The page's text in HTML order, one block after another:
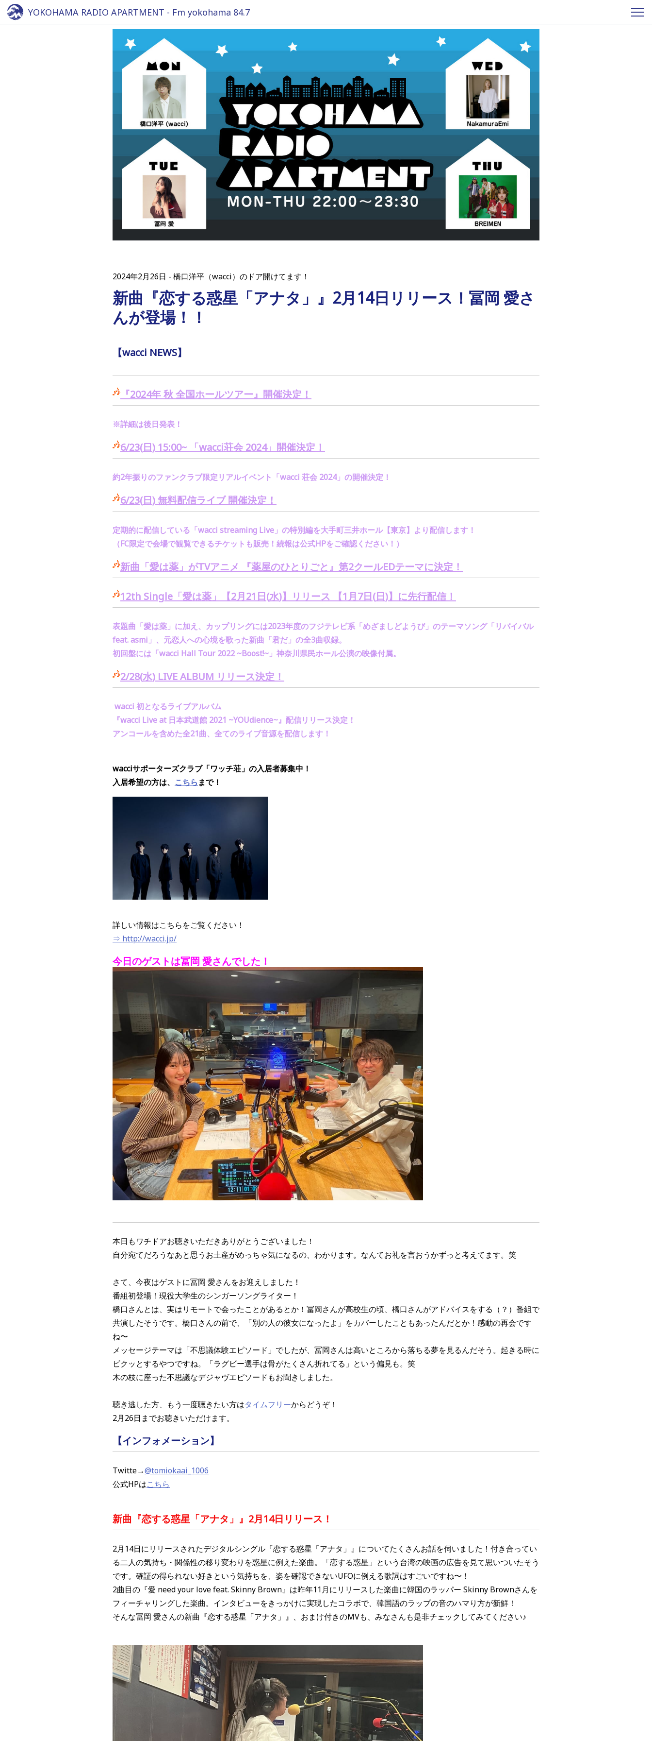
YOKOHAMA RADIO APARTMENT - Fm yokohama 84.7
2024年2月26日 橋口洋平（wacci）のドア開けてます！
新曲『恋する惑星「アナタ」』2月14日リリース！冨岡 愛さ
んが登場！！
【wacci NEWS】
『2024年 秋 全国ホールツアー』開催決定！
※詳細は後日発表！
6/23(日) 15:00~ 「wacci荘会 2024」開催決定！
約2年振りのファンクラブ限定リアルイベント「wacci 荘会 2024」の開催決定！
6/23(日)無料配信ライブ 開催決定！
定期的に配信している「wacci streaming Live 」の特別編を大手町三井ホール【東京】より配信します！
（FC限定で会場で観覧できるチケットも販売！続報は公式HPをご確認ください！）
新曲「愛は薬」がTVアニメ 『薬屋のひとりごと』第2クールEDテーマに決定！
12th Single 「愛は薬」【2月21 日(水)】リリース 【1 月7日(日)】に先行配信！
表題曲「愛は薬」に加え、カップリングには2023年度のフジテレビ系「めざましどようび」のテーマソング「リバイバル
feat. asmi 」、 元恋人への心境を歌った新曲「君だ」の全3曲収録。
初回盤には「wacci Hall Tour 2022 ~Boost!~ 」神奈川県民ホール公演の映像付属。
2/28(水) LIVE ALBUM リリース決定 ！
wacci 初となるライブアルバム
『wacci Live at 日本武道館 2021 ~YOUdience~』配信リリース決定！
アンコールを含めた全21曲、全てのライブ音源を配信します！
wacciサポーターズクラブ「ワッチ荘」の入居者募集中 ！
入居希望の方は、 こちら まで！
詳しい情報はこちらをご覧ください！
⇒ http://wacci.jp/
今日のゲストは冨岡 愛さんでした ！
本日もワチドアお聴きいただきありがとうございました！
自分宛てだろうなあと思うお土産がめっちゃ気になるの、わかります。なんてお礼を言おうかずっと考えてます。笑
さて、今夜はゲストに冨岡 愛さんをお迎えしました！
番組初登場！現役大学生のシンガーソングライター！
橋口さんとは、実はリモートで会ったことがあるとか！冨岡さんが高校生の頃、橋口さんがアドバイスをする（？）番組で
共演したそうです。橋口さんの前で、「別の人の彼女になったよ」をカバーしたこともあったんだとか！感動の再会です
ね〜
メッセージテーマは「不思議体験エピソード」でしたが、冨岡さんは高いところから落ちる夢を見るんだそう。起きる時に
ビクッとするやつですね。「ラグビー選手は骨がたくさん折れてる」という偏見も。笑
木の枝に座った不思議なデジャヴエピソードもお聞きしました。
聴き逃した方、もう一度聴きたい方はタイムフリーからどうぞ！
2月26日までお聴きいただけます。
【インフォメーション】
Twitte→@tomiokaai_1006
公式HPはこちら
新曲『恋する惑星「アナタ」 』2月14日リリース ！
2月14日にリリースされたデジタルシングル『恋する惑星「アナタ」 』についてたくさんお話を伺いました！ 付き合ってい
る二人の気持ち・関係性の移り変わりを惑星に例えた楽曲。「恋する惑星」という台湾の映画の広告を見て思いついたそう
です。確証の得られない好きという気持ちを、姿を確認できないUFOに例える歌詞はすごいですね〜！
2曲目の『愛 need your love feat. Skinny Brown』は昨年11月にリリースした楽曲に韓国のラッパー Skinny Brownさんを
フィーチャリングした楽曲。インタビューをきっかけに実現したコラボで、韓国語のラップの音のハマり方が新鮮！
そんな冨岡 愛さんの新曲 『恋する惑星「アナタ」 』 、おまけ付きのMVも、 みなさんも是非チェックしてみてください♪